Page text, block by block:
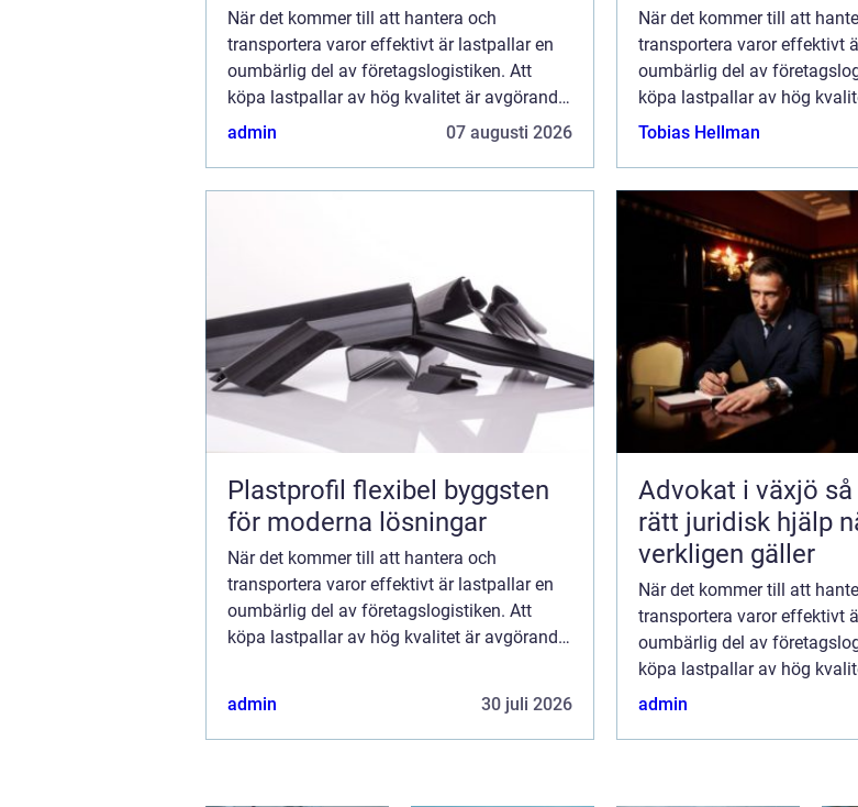
När det kommer till att hantera och
transportera varor effektivt är lastpallar en
oumbärlig del av företagslogistiken. Att
köpa lastpallar av hög kvalitet är avgörande
för att säkerställa en smid...
admin 07 augusti 2026
När det kommer till att
transportera varor effektivt
oumbärlig del av
köpa lastpallar av hög
för att säkerställa en smid...
Tobias Hellman
Plastprofil flexibel byggsten
för moderna lösningar
När det kommer till att hantera och
transportera varor effektivt är lastpallar en
oumbärlig del av företagslogistiken. Att
köpa lastpallar av hög kvalitet är avgörande
admin
30 juli 2026
Advokat i växjö så hittar du
rätt juridisk hjälp
verkligen gäller
När det kommer till att
transportera varor effektivt
oumbärlig del av
köpa lastpallar av hög
för att säkerställa en smid...
admin